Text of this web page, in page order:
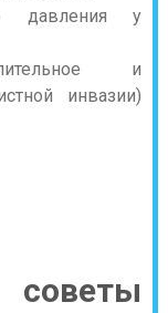
давления у
и
инвазии)